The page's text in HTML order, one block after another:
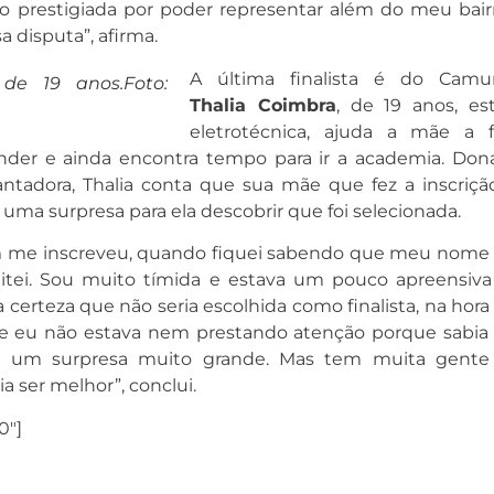
prestigiada por poder representar além do meu
disputa”, afirma.
19 anos.Foto:
A última finalista é do
Thalia Coimbra, de 19 anos,
eletrotécnica, ajuda a mãe a
e ainda encontra tempo para ir a academia.
Thalia conta que sua mãe que fez a
surpresa para ela descobrir que foi selecionada.
me inscreveu, quando fiquei sabendo que meu nome
Sou muito tímida e estava um pouco
certeza que não seria escolhida como finalista, na
eu não estava nem prestando atenção porque sabia
um surpresa muito grande. Mas tem muita
ser melhor”, conclui.